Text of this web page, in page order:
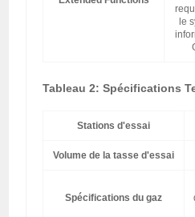
le
Tableau 2: Spécifications
Stations d'essai
Volume de la tasse d'essai
Spécifications du gaz